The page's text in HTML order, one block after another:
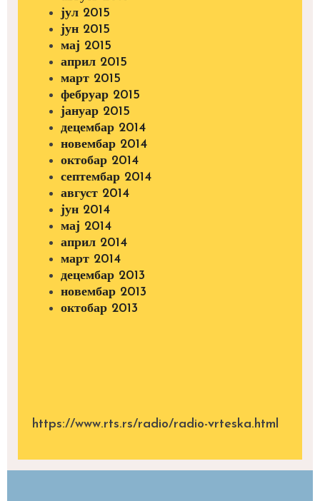
јул 2015
јун 2015
мај 2015
април 2015
март 2015
фебруар 2015
јануар 2015
децембар 2014
новембар 2014
октобар 2014
септембар 2014
август 2014
јун 2014
мај 2014
април 2014
март 2014
децембар 2013
новембар 2013
октобар 2013
https://www.rts.rs/radio/radio-vrteska.html